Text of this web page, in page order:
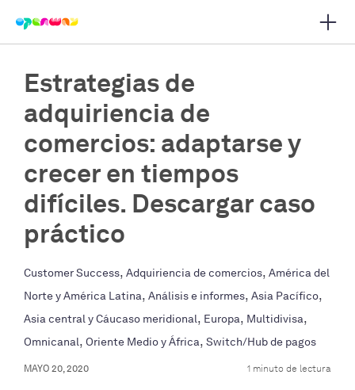
navegación principal
Estrategias de
adquiriencia de
comercios: adaptarse y
crecer en tiempos
difíciles. Descargar caso
práctico
Customer Success, Adquiriencia de comercios, América del
Norte y América Latina, Análisis e informes, Asia Pacífico,
Asia central y Cáucaso meridional, Europa, Multidivisa,
Omnicanal, Oriente Medio y África, Switch/Hub de pagos
MAYO 20, 2020 1 minuto de lectura